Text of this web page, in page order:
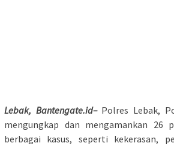
Lebak, Bantengate.id– Polres Lebak,
mengungkap dan mengamankan 26
berbagai kasus, seperti kekerasan,